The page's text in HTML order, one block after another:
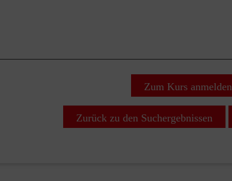
Zum Kurs anmelden
Zurück zu den Suchergebnissen